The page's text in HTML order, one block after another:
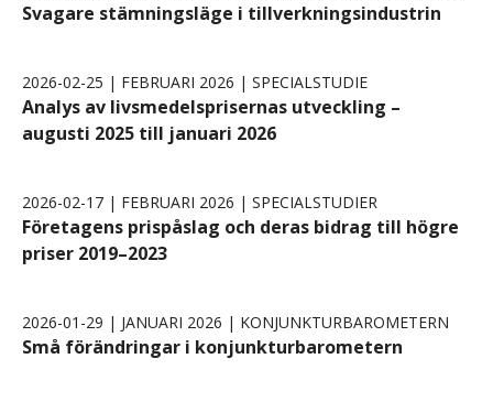
Svagare stämningsläge i tillverkningsindustrin
2026-02-25 | FEBRUARI 2026 | SPECIALSTUDIE
Analys av livsmedelsprisernas utveckling –
augusti 2025 till januari 2026
2026-02-17 | FEBRUARI 2026 | SPECIALSTUDIER
Företagens prispåslag och deras bidrag till högre
priser 2019–2023
2026-01-29 | JANUARI 2026 | KONJUNKTURBAROMETERN
Små förändringar i konjunkturbarometern